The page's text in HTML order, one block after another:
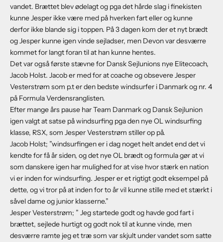
vandet. Brættet blev ødelagt og pga det hårde slag i finekisten
kunne Jesper ikke være med på hverken fart eller og kunne
derfor ikke blande sig i toppen. På 3 dagen kom der et nyt brædt
og Jesper kunne igen vinde sejladser, men Devon var desværre
kommet for langt foran til at han kunne hentes.
Det var også første stævne for Dansk Sejlunions nye Elitecoach,
Jacob Holst. Jacob er med for at coache og obsevere Jesper
Vesterstrøm som p.t er den bedste windsurfer i Danmark og nr. 4
på Formula Verdensranglisten.
Efter mange års pause har Team Danmark og Dansk Sejlunion
igen valgt at satse på windsurfing pga den nye OL windsurfing
klasse, RSX, som Jesper Vesterstrøm stiller op på.
Jacob Holst; ”windsurfingen er i dag noget helt andet end det vi
kendte for få år siden, og det nye OL brædt og formula gør at vi
som danskere igen har mulighed for at vise hvor stærk en nation
vi er inden for windsurfing. Jesper er et rigtigt godt eksempel på
dette, og vi tror på at inden for to år vil kunne stille med et stærkt i
såvel dame og junior klasserne.”
Jesper Vesterstrøm; ” Jeg startede godt og havde god fart i
brættet, sejlede hurtigt og godt nok til at kunne vinde, men
desværre ramte jeg et træ som var skjult under vandet som satte